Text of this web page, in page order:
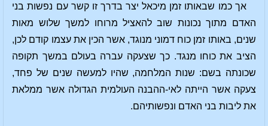
אך כמו שבאותו זמן מיכאל יצר בדרך זו קשר עם נפשות בני
האדם מתוך נכונות שוב להאציל מרוחו למשך שלוש מאות
שנים, באותו זמן כוח דמוני מנוגד, אשר הכין את עצמו קודם לכן,
הציב את כוחו מנגד. כך שצעקה עברה בעולם במשך תקופה
שכונתה בשם: שנות המלחמה, שהיו למעשה שנים של פחד,
צעקה אשר הייתה לאי-ההבנה העולמית הגדולה אשר ממלאת
את ליבות בני האדם ונפשותיהם.